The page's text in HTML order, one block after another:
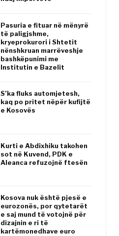
Pasuria e fituar në mënyrë
të paligjshme,
kryeprokurori i Shtetit
nënshkruan marrëveshje
bashkëpunimi me
Institutin e Bazelit
S’ka fluks automjetesh,
kaq po pritet nëpër kufijtë
e Kosovës
Kurti e Abdixhiku takohen
sot në Kuvend, PDK e
Aleanca refuzojnë ftesën
Kosova nuk është pjesë e
eurozonës, por qytetarët
e saj mund të votojnë për
dizajnin e ri të
kartëmonedhave euro